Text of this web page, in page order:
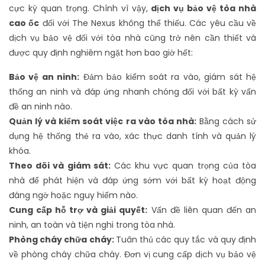
cực kỳ quan trọng. Chính vì vậy, dịch vụ bảo vệ tòa nhà
cao ốc đối với The Nexus không thể thiếu. Các yêu cầu về
dịch vụ bảo vệ đối với tòa nhà cũng trở nên cần thiết và
được quy định nghiêm ngặt hơn bao giờ hết:
Bảo vệ an ninh: Đảm bảo kiểm soát ra vào, giám sát hệ
thống an ninh và đáp ứng nhanh chóng đối với bất kỳ vấn
đề an ninh nào.
Quản lý và kiểm soát việc ra vào tòa nhà:Bằng cách sử
dụng hệ thống thẻ ra vào, xác thực danh tính và quản lý
khóa.
Theo dõi và giám sát:Các khu vực quan trọng của tòa
nhà để phát hiện và đáp ứng sớm với bất kỳ hoạt động
đáng ngờ hoặc nguy hiểm nào.
Cung cấp hỗ trợ và giải quyết: Vấn đề liên quan đến an
ninh, an toàn và tiện nghi trong tòa nhà.
Phòng cháy chữa cháy: Tuân thủ các quy tắc và quy định
về phòng cháy chữa cháy. Đơn vị cung cấp dịch vụ bảo vệ